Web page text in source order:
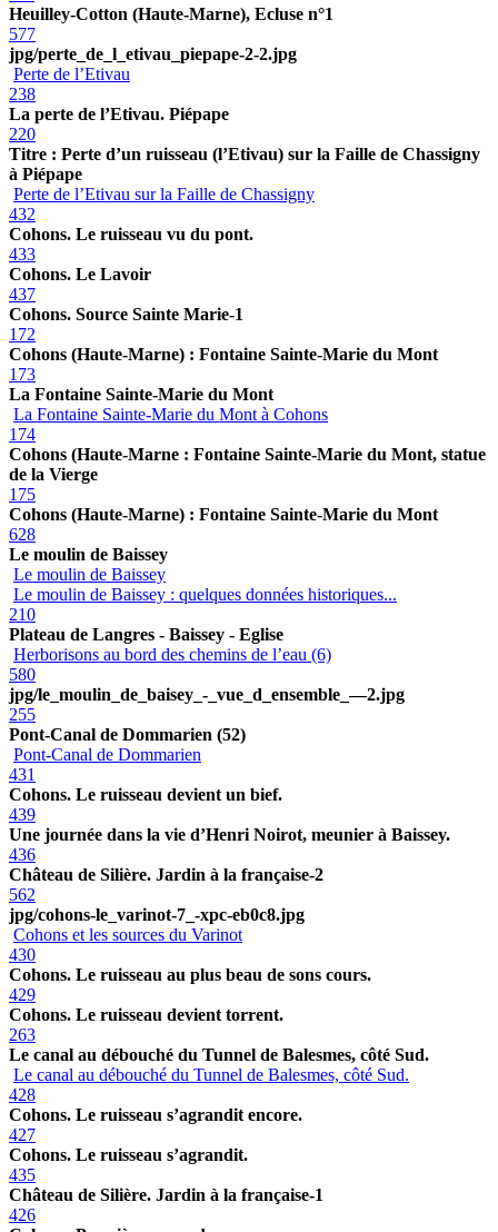
Heuilley-Cotton (Haute-Marne), Ecluse n°1
577
jpg/perte_de_l_etivau_piepape-2-2.jpg
Perte de l’Etivau
238
La perte de l’Etivau. Piépape
220
Titre : Perte d’un ruisseau (l’Etivau) sur la Faille de Chassigny
à Piépape
Perte de l’Etivau sur la Faille de Chassigny
432
Cohons. Le ruisseau vu du pont.
433
Cohons. Le Lavoir
437
Cohons. Source Sainte Marie-1
172
Cohons (Haute-Marne) : Fontaine Sainte-Marie du Mont
173
La Fontaine Sainte-Marie du Mont
La Fontaine Sainte-Marie du Mont à Cohons
174
Cohons (Haute-Marne : Fontaine Sainte-Marie du Mont, statue
de la Vierge
175
Cohons (Haute-Marne) : Fontaine Sainte-Marie du Mont
628
Le moulin de Baissey
Le moulin de Baissey
Le moulin de Baissey : quelques données historiques...
210
Plateau de Langres - Baissey - Eglise
Herborisons au bord des chemins de l’eau (6)
580
jpg/le_moulin_de_baisey_-_vue_d_ensemble_—2.jpg
255
Pont-Canal de Dommarien (52)
Pont-Canal de Dommarien
431
Cohons. Le ruisseau devient un bief.
439
Une journée dans la vie d’Henri Noirot, meunier à Baissey.
436
Château de Silière. Jardin à la française-2
562
jpg/cohons-le_varinot-7_-xpc-eb0c8.jpg
Cohons et les sources du Varinot
430
Cohons. Le ruisseau au plus beau de sons cours.
429
Cohons. Le ruisseau devient torrent.
263
Le canal au débouché du Tunnel de Balesmes, côté Sud.
Le canal au débouché du Tunnel de Balesmes, côté Sud.
428
Cohons. Le ruisseau s’agrandit encore.
427
Cohons. Le ruisseau s’agrandit.
435
Château de Silière. Jardin à la française-1
426